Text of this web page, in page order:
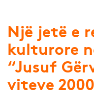
Një jetë e
kulturore
“Jusuf
viteve 2000